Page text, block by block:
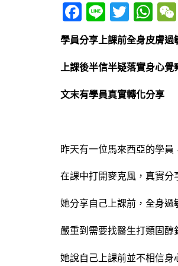
Facebook
LineTwitter
學員分享上課前全身皮膚
上課後半信半疑落實身心
文末有學員真實轉化分享
昨天有一位馬來西亞的學員
在課中打開麥克風，真實
她分享自己上課前，全身過
嚴重到需要找醫生打類固醇
她說自己上課前並不相信身